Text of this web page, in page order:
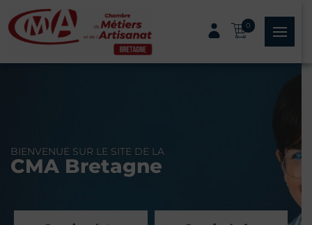
Panneau de gestion des cookies
0
menu
BIENVENUE SUR LE SITE DE LA
CMA Bretagne